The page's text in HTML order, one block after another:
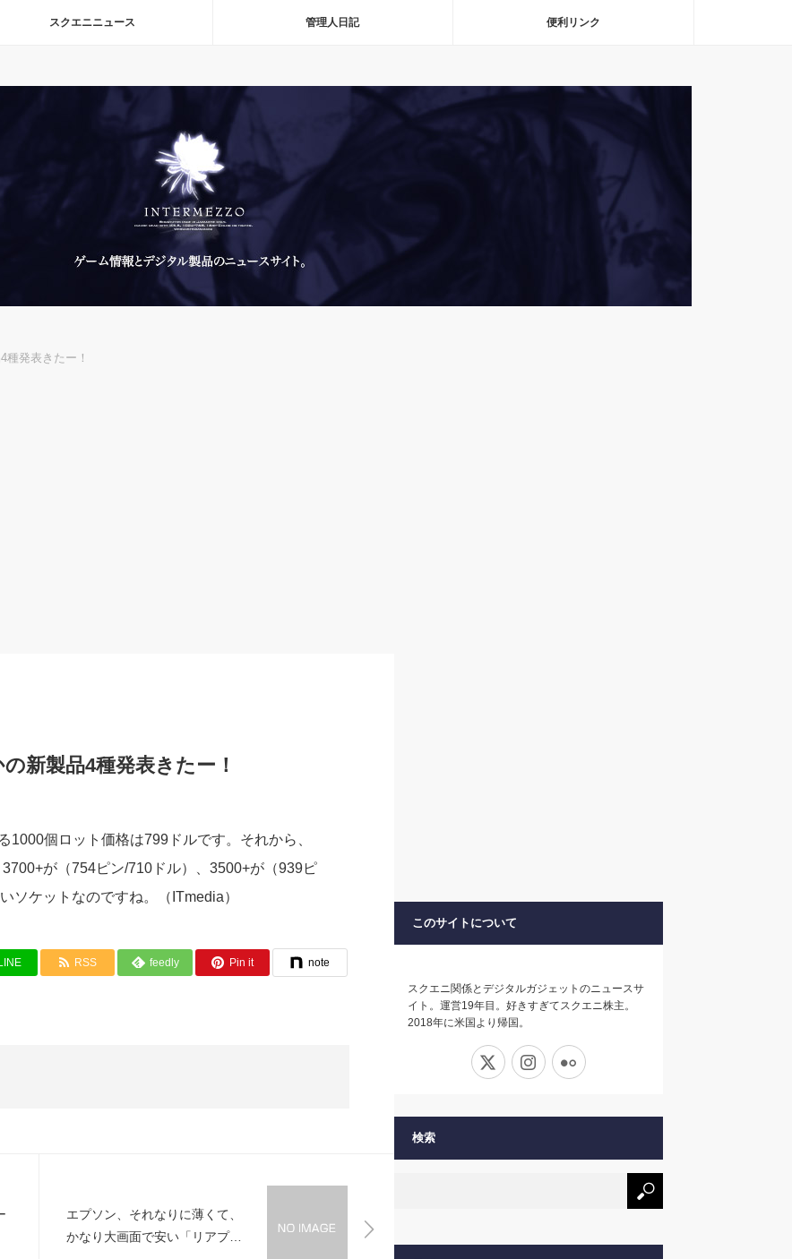
スクエニニュース 管理人日記 便利リンク
発表きたー！
新製品4種発表きたー！
個ロット価格は799ドルです。それから、
が（754ピン/710ドル）、3500+が（939ピ
ソケットなのですね。（ITmedia）
LINE RSS feedly Pin it note
エプソン、それなりに薄くて、
かなり大画面で安い「リアプ
このサイトについて
スクエニ関係とデジタルガジェットのニュースサ
イト。運営19年目。好きすぎてスクエニ株主。
2018年に米国より帰国。
Instagram
検索